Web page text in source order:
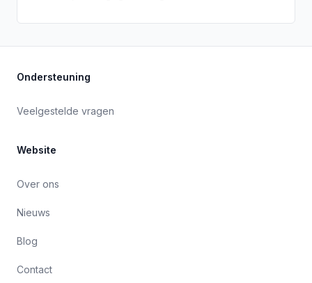
Ondersteuning
Veelgestelde vragen
Website
Over ons
Nieuws
Blog
Contact